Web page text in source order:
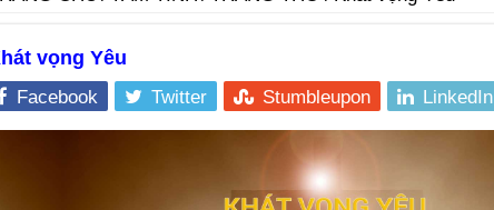
vọng Yêu
Facebook Twitter Stumbleupon LinkedIn